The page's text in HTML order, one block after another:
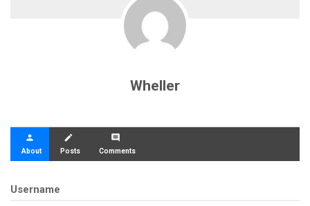
Wheller
person
About
create
Posts
comment
Comments
Username